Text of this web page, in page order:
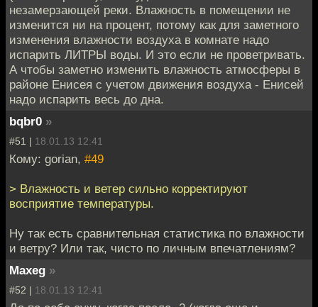
незамерзающей реки. Влажность в помещении не
изменится ни на процент, потому как для заметного
изменения влажности воздуха в комнате надо
испарить ЛИТРЫ воды. И это если не проветривать.
А чтобы заметно изменить влажность атмосферы в
районе Енисея с учетом движения воздуха - Енисей
надо испарить весь до дна.
bqbr0 »
#51 | 18.01.13 12:41
Кому: gorian, #49
> Влажность и ветер сильно корректируют
восприятие температуры.
Ну так есть сравнительная статистика по влажности
и ветру? Или так, чисто по личным впечатлениям?
Maxeg »
#52 | 18.01.13 12:41